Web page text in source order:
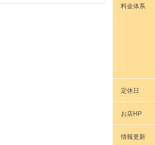
料金体系
定休日
お店HP
情報更新